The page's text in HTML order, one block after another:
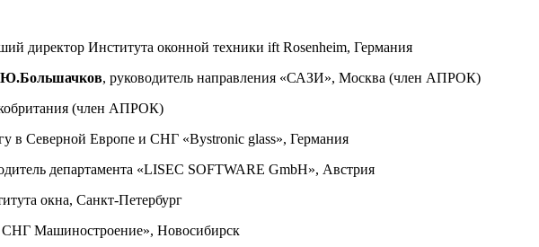
директор Института оконной техники ift Rosenheim, Германия
Ю.Большачков, руководитель направления «САЗИ», Москва (член АПРОК)
(член АПРОК)
в Северной Европе и СНГ «Bystronic glass», Германия
департамента «LISEC SOFTWARE GmbH», Австрия
окна, Санкт-Петербург
СНГ Машиностроение», Новосибирск